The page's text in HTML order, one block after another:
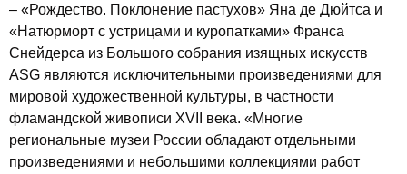
– «Рождество. Поклонение пастухов» Яна де Дюйтса и
«Натюрморт с устрицами и куропатками» Франса
Снейдерса из Большого собрания изящных искусств
ASG являются исключительными произведениями для
мировой художественной культуры, в частности
фламандской живописи XVII века. «Многие
региональные музеи России обладают отдельными
произведениями и небольшими коллекциями работ